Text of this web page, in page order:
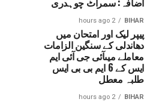
BIHAR
2 hours ago
پیپر لیک اور امتحان میں
دھاندلی کے سنگین الزامات
معاملے میںآئی جی آئی ایم
ایس کے 6 ایم بی بی ایس
طلبہ معطل
BIHAR
2 hours ago